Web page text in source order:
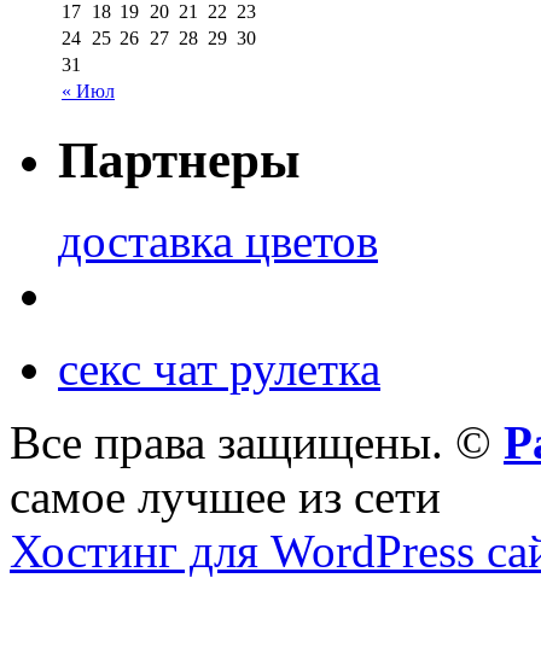
« Июл
17 18 19 20 21 22 23
24 25 26 27 28 29 30
31
Партнеры
доставка цветов
секс чат рулетка
Все права защищены. ©
самое лучшее из сети
Хостинг для WordPress